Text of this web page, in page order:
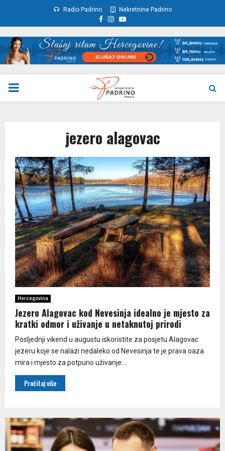
Radio Padrino Nekretnine Padrino
Facebook
Instagram
Youtube
PRIMARY
jezero alagovac
Hercegovina
Jezero Alagovac kod Nevesinja idealno je mjesto za
kratki odmor i uživanje u netaknutoj prirodi
Posljednji vikend u augustu iskoristite za posjetu Alagovac
jezeru koje se nalazi nedaleko od Nevesinja te je prava oaza
mira i mjesto za potpuno uživanje....
Pročitaj više